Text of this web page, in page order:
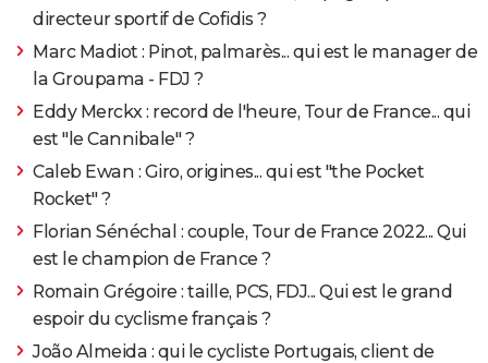
directeur sportif de Cofidis ?
Marc Madiot : Pinot, palmarès... qui est le manager de
la Groupama - FDJ ?
Eddy Merckx : record de l'heure, Tour de France... qui
est "le Cannibale" ?
Caleb Ewan : Giro, origines... qui est "the Pocket
Rocket" ?
Florian Sénéchal : couple, Tour de France 2022... Qui
est le champion de France ?
Romain Grégoire : taille, PCS, FDJ... Qui est le grand
espoir du cyclisme français ?
João Almeida : qui le cycliste Portugais, client de